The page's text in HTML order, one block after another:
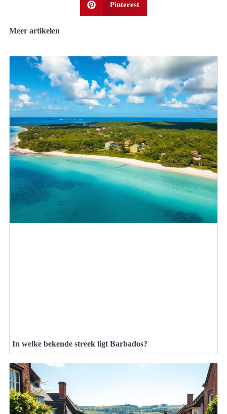
Pinterest
Meer artikelen
In welke bekende streek ligt Barbados?